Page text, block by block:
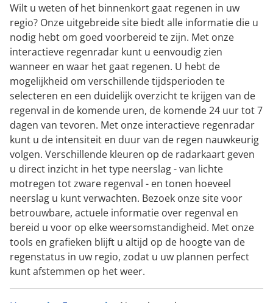
Wilt u weten of het binnenkort gaat regenen in uw
regio? Onze uitgebreide site biedt alle informatie die u
nodig hebt om goed voorbereid te zijn. Met onze
interactieve regenradar kunt u eenvoudig zien
wanneer en waar het gaat regenen. U hebt de
mogelijkheid om verschillende tijdsperioden te
selecteren en een duidelijk overzicht te krijgen van de
regenval in de komende uren, de komende 24 uur tot 7
dagen van tevoren. Met onze interactieve regenradar
kunt u de intensiteit en duur van de regen nauwkeurig
volgen. Verschillende kleuren op de radarkaart geven
u direct inzicht in het type neerslag - van lichte
motregen tot zware regenval - en tonen hoeveel
neerslag u kunt verwachten. Bezoek onze site voor
betrouwbare, actuele informatie over regenval en
bereid u voor op elke weersomstandigheid. Met onze
tools en grafieken blijft u altijd op de hoogte van de
regenstatus in uw regio, zodat u uw plannen perfect
kunt afstemmen op het weer.